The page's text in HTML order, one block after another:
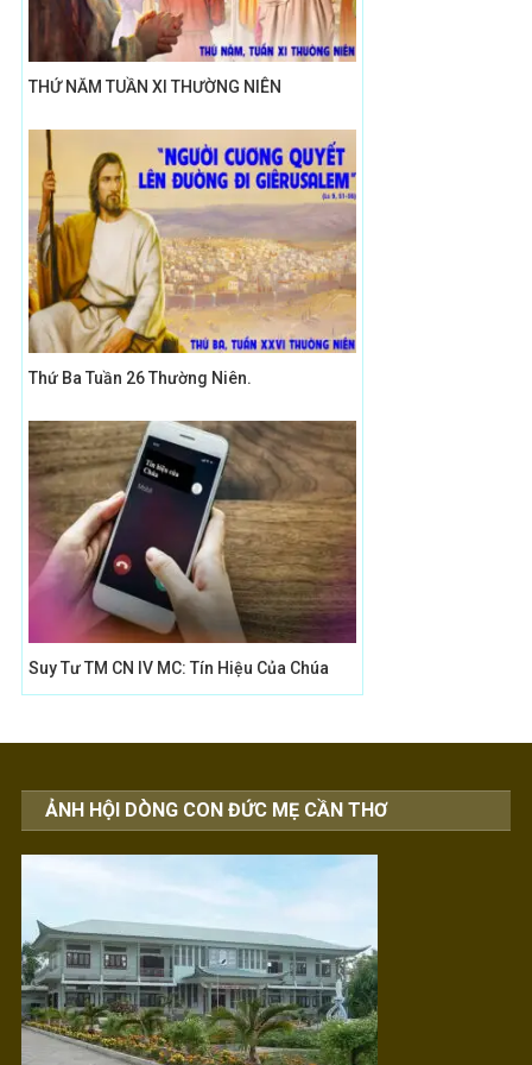
THỨ NĂM TUẦN XI THƯỜNG NIÊN
Thứ Ba Tuần 26 Thường Niên.
Suy Tư TM CN IV MC: Tín Hiệu Của Chúa
ẢNH HỘI DÒNG CON ĐỨC MẸ CẦN THƠ